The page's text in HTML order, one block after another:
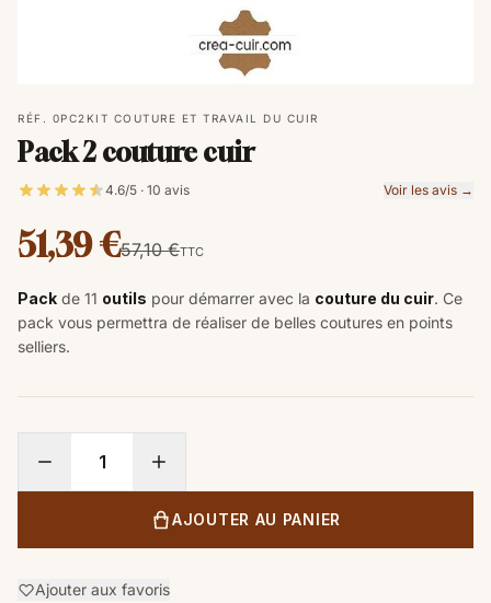
RÉF. 0PC2 KIT COUTURE ET TRAVAIL DU CUIR
Pack 2 couture cuir
4.6/5 · 10 avis Voir les avis →
51,39 €57,10 €TTC
Pack de 11 outils pour démarrer avec la couture du cuir. Ce
pack vous permettra de réaliser de belles coutures en points
selliers.
AJOUTER AU PANIER
Ajouter aux favoris